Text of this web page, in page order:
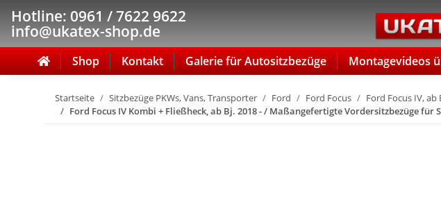
Hotline: 0961 / 7622 9622
info@ukatex-shop.de
Shop Kontakt Galerie für Autositzbezüge Montagevideos
Startseite Sitzbezüge PKWs, Vans, Transporter Ford Ford Focus
Ford Focus IV, ab
Ford Focus IV Kombi + Fließheck, ab Bj. 2018 - / Maßangefertigte Vordersitzbezüge für